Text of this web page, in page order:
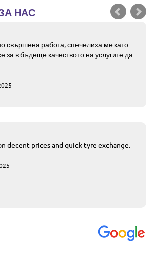
НАС
свършена работа, спечелиха ме като
за в бъдеще качеството на услугите да
decent prices and quick tyre exchange.